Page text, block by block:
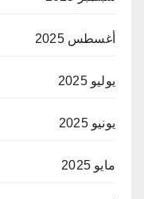
أغسطس 2025
يوليو 2025
يونيو 2025
مايو 2025